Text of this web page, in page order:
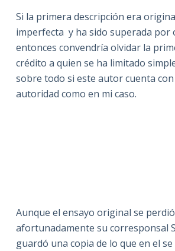
Si la primera descripción era
imperfecta y ha sido superada por
entonces convendría olvidar la
crédito a quien se ha limitado
sobre todo si este autor cuenta
autoridad como en mi caso.
Aunque el ensayo original se
afortunadamente su corresponsal
guardó una copia de lo que en el